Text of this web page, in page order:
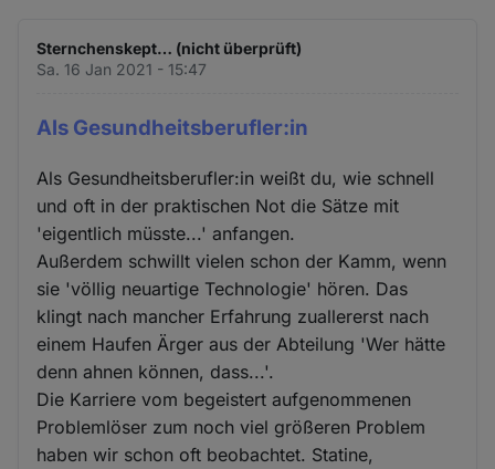
Sternchenskept… (nicht überprüft)
Sa. 16 Jan 2021 - 15:47
Als Gesundheitsberufler:in
Als Gesundheitsberufler:in weißt du, wie schnell
und oft in der praktischen Not die Sätze mit
'eigentlich müsste...' anfangen.
Außerdem schwillt vielen schon der Kamm, wenn
sie 'völlig neuartige Technologie' hören. Das
klingt nach mancher Erfahrung zuallererst nach
einem Haufen Ärger aus der Abteilung 'Wer hätte
denn ahnen können, dass...'.
Die Karriere vom begeistert aufgenommenen
Problemlöser zum noch viel größeren Problem
haben wir schon oft beobachtet. Statine,